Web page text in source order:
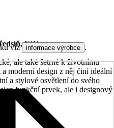
WC
ale také šetrné k životnímu
moderní design z něj činí ideální
a stylové osvětlení do svého
funkční prvek, ale i designový
viz informace výrobce .